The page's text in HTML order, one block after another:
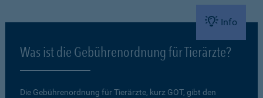
Info
Was ist die Gebührenordnung für Tierärzte?
Die Gebührenordnung für Tierärzte, kurz GOT, gibt den